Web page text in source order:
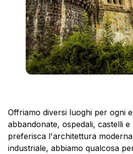
Offriamo diversi luoghi per ogni
abbandonate, ospedali, castelli
preferisca l'architettura
industriale, abbiamo qualcosa